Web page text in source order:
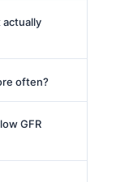
actually
often?
GFR